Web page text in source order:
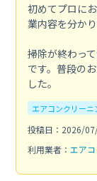
初めてプロに
業内容を分か
掃除が終わっ
です。普段の
した。
エアコンクリーニ
投稿日：2026/
利用業者： エア